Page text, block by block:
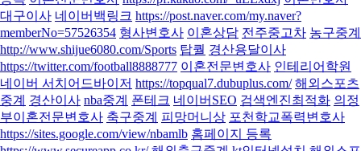
대구이사 네이버백링크 https://post.naver.com/my.naver?
memberNo=57526354 형사변호사 이혼상담 전주중고차 농구중계
http://www.shijue6080.com/Sports 탑퀄 경산용달이사
https://twitter.com/football8888777 이혼전문변호사 인테리어학원
네이버 서치어드바이저 https://topqual7.dubuplus.com/ 해외스포츠
중계 경산이사 nba중계 폰테크 네이버SEO 검색엔진최적화 의정
부이혼전문변호사 축구중계 피망머니상 포천학교폭력변호사
https://sites.google.com/view/nbamlb 홈페이지 등록